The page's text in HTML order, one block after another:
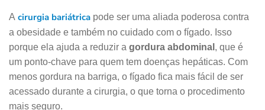
A cirurgia bariátrica pode ser uma aliada poderosa contra
a obesidade e também no cuidado com o fígado. Isso
porque ela ajuda a reduzir a gordura abdominal , que é
um ponto-chave para quem tem doenças hepáticas. Com
menos gordura na barriga, o fígado fica mais fácil de ser
acessado durante a cirurgia, o que torna o procedimento
mais seguro.